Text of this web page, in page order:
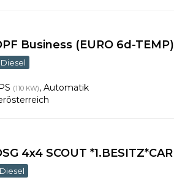
Business (EURO 6d-TEMP)
Diesel
(110 KW),Automatik
4x4 SCOUT
Diesel